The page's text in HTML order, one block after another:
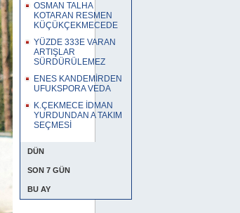
OSMAN TALHA
KOTARAN RESMEN
KÜÇÜKÇEKMECEDE
YÜZDE 333E VARAN
ARTIŞLAR
SÜRDÜRÜLEMEZ
ENES KANDEMİRDEN
UFUKSPORA VEDA
K.ÇEKMECE İDMAN
YURDUNDAN A TAKIM
SEÇMESİ
DÜN
SON 7 GÜN
BU AY